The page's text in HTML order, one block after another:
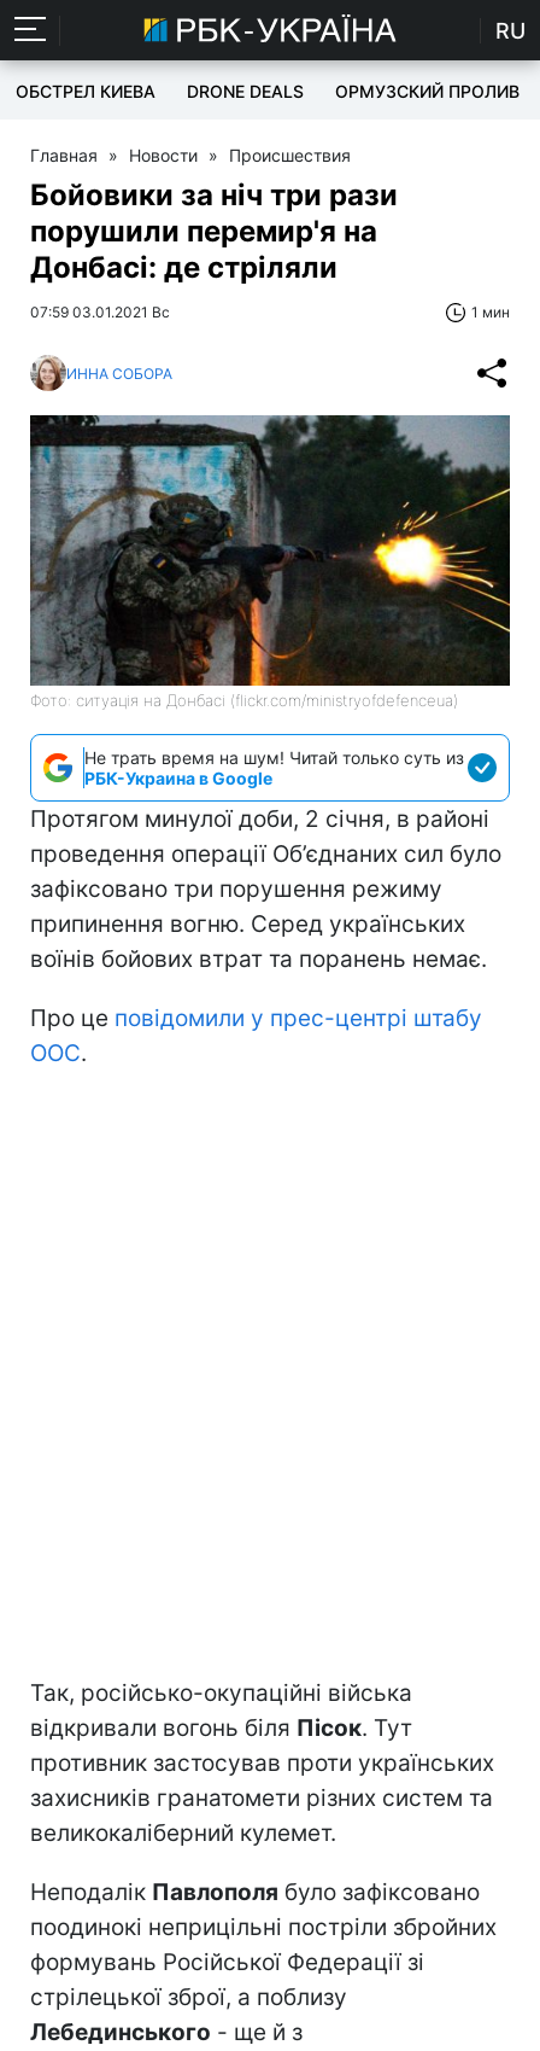
RU
ОБСТРЕЛ КИЕВА DRONE DEALS ОРМУЗСКИЙ ПРОЛИВ
Главная » Новости » Происшествия
Бойовики за ніч три рази
порушили перемир'я на
Донбасі: де стріляли
07:59 03.01.2021 Вс 1 мин
ИННА СОБОРА
Фото: ситуація на Донбасі (flickr.com/ministryofdefenceua)
Не трать время на шум! Читай только суть из
РБК-Украина в Google
Протягом минулої доби, 2 січня, в районі
проведення операції Об’єднаних сил було
зафіксовано три порушення режиму
припинення вогню. Серед українських
воїнів бойових втрат та поранень немає.
Про це повідомили у прес-центрі штабу
ООС.
Так, російсько-окупаційні війська
відкривали вогонь біля Пісок. Тут
противник застосував проти українських
захисників гранатомети різних систем та
великокаліберний кулемет.
Неподалік Павлополя було зафіксовано
поодинокі неприцільні постріли збройних
формувань Російської Федерації зі
стрілецької зброї, а поблизу
Лебединського - ще й з